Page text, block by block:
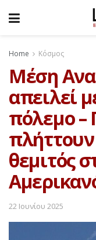
Home Κόσμος
Μέση
απειλεί
πόλεμο –
θεμιτός
22 Ιουνίου 2025